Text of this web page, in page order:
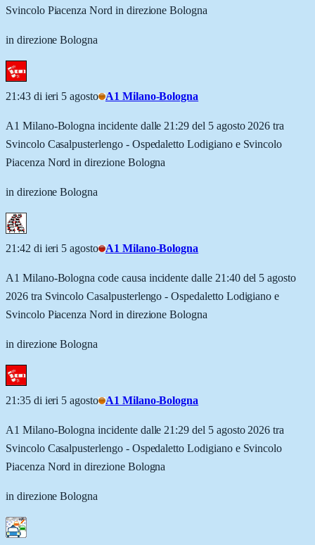
Svincolo Piacenza Nord in direzione Bologna
in direzione Bologna
21:43 di ieri 5 agosto A1 Milano-Bologna
A1 Milano-Bologna incidente dalle 21:29 del 5 agosto 2026 tra
Svincolo Casalpusterlengo - Ospedaletto Lodigiano e Svincolo
Piacenza Nord in direzione Bologna
in direzione Bologna
21:42 di ieri 5 agosto A1 Milano-Bologna
A1 Milano-Bologna code causa incidente dalle 21:40 del 5 agosto
2026 tra Svincolo Casalpusterlengo - Ospedaletto Lodigiano e
Svincolo Piacenza Nord in direzione Bologna
in direzione Bologna
21:35 di ieri 5 agosto A1 Milano-Bologna
A1 Milano-Bologna incidente dalle 21:29 del 5 agosto 2026 tra
Svincolo Casalpusterlengo - Ospedaletto Lodigiano e Svincolo
Piacenza Nord in direzione Bologna
in direzione Bologna